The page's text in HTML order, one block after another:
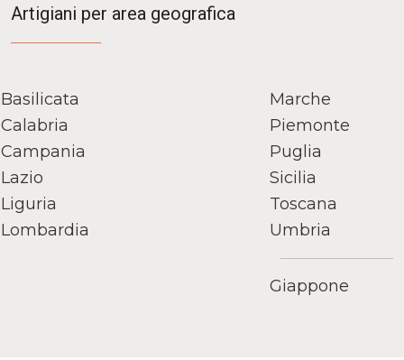
Artigiani per area geografica
Basilicata
Calabria
Campania
Lazio
Liguria
Lombardia
Marche
Piemonte
Puglia
Sicilia
Toscana
Umbria
Giappone